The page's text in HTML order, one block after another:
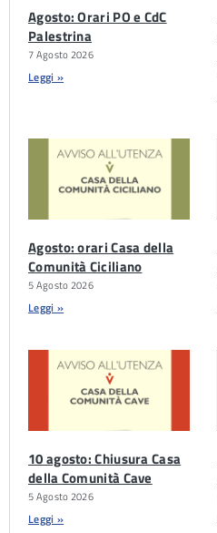
Agosto: Orari PO e CdC
Palestrina
7 Agosto 2026
Leggi »
Agosto: orari Casa della
Comunità Ciciliano
5 Agosto 2026
Leggi »
10 agosto: Chiusura Casa
della Comunità Cave
5 Agosto 2026
Leggi »